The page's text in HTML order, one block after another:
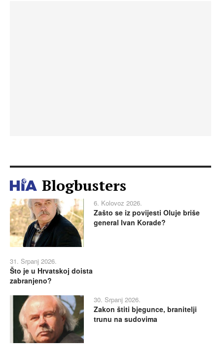
Blogbusters
6. Kolovoz 2026.
Zašto se iz povijesti Oluje briše
general Ivan Korade?
31. Srpanj 2026.
Što je u Hrvatskoj doista
zabranjeno?
30. Srpanj 2026.
Zakon štiti bjegunce, branitelji
trunu na sudovima